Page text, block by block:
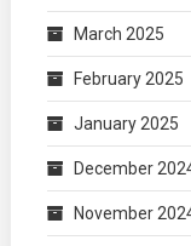
March 2025
February 2025
January 2025
December
November